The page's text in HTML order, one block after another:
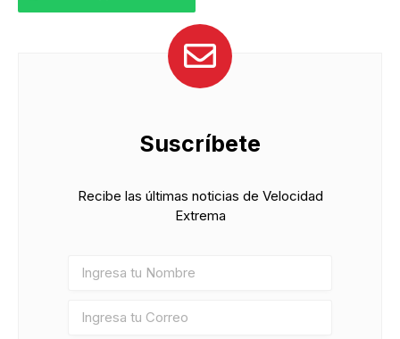
Suscríbete
Recibe las últimas noticias de Velocidad
Extrema